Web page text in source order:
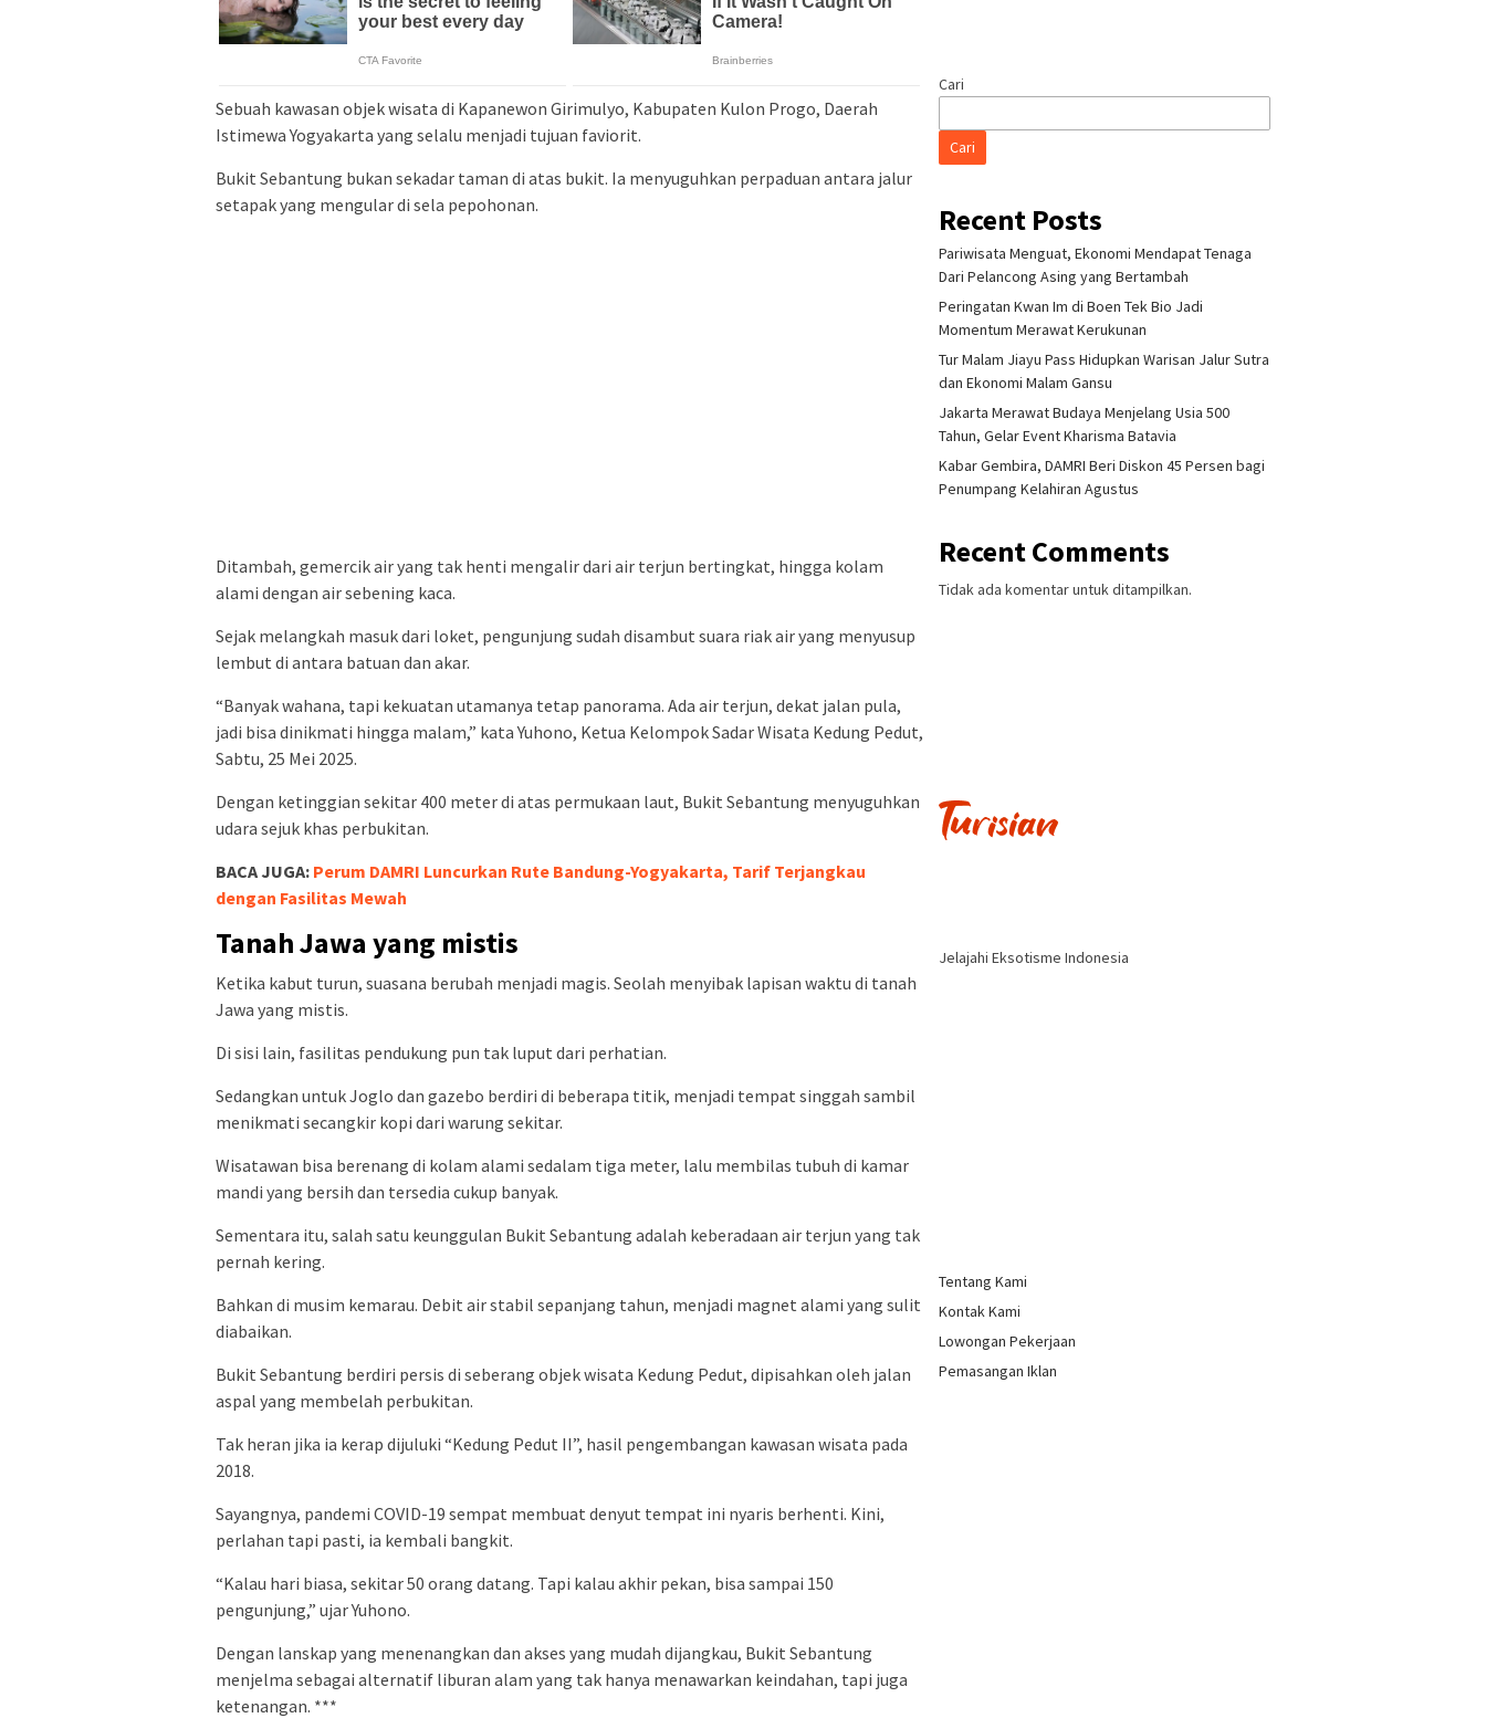
Sebuah kawasan objek wisata di Kapanewon Girimulyo, Kabupaten Kulon Progo, Daerah
Istimewa Yogyakarta yang selalu menjadi tujuan faviorit.
Bukit Sebantung bukan sekadar taman di atas bukit. Ia menyuguhkan perpaduan antara jalur
setapak yang mengular di sela pepohonan.
Ditambah, gemercik air yang tak henti mengalir dari air terjun bertingkat, hingga kolam
alami dengan air sebening kaca.
Sejak melangkah masuk dari loket, pengunjung sudah disambut suara riak air yang menyusup
lembut di antara batuan dan akar.
“Banyak wahana, tapi kekuatan utamanya tetap panorama. Ada air terjun, dekat jalan pula,
jadi bisa dinikmati hingga malam,” kata Yuhono, Ketua Kelompok Sadar Wisata Kedung Pedut,
Sabtu, 25 Mei 2025.
Dengan ketinggian sekitar 400 meter di atas permukaan laut, Bukit Sebantung menyuguhkan
udara sejuk khas perbukitan.
BACA JUGA: Perum DAMRI Luncurkan Rute Bandung-Yogyakarta, Tarif Terjangkau
dengan Fasilitas Mewah
Tanah Jawa yang mistis
Ketika kabut turun, suasana berubah menjadi magis. Seolah menyibak lapisan waktu di tanah
Jawa yang mistis.
Di sisi lain, fasilitas pendukung pun tak luput dari perhatian.
Sedangkan untuk Joglo dan gazebo berdiri di beberapa titik, menjadi tempat singgah sambil
menikmati secangkir kopi dari warung sekitar.
Wisatawan bisa berenang di kolam alami sedalam tiga meter, lalu membilas tubuh di kamar
mandi yang bersih dan tersedia cukup banyak.
Sementara itu, salah satu keunggulan Bukit Sebantung adalah keberadaan air terjun yang tak
pernah kering.
Bahkan di musim kemarau. Debit air stabil sepanjang tahun, menjadi magnet alami yang sulit
diabaikan.
Bukit Sebantung berdiri persis di seberang objek wisata Kedung Pedut, dipisahkan oleh jalan
aspal yang membelah perbukitan.
Tak heran jika ia kerap dijuluki “Kedung Pedut II”, hasil pengembangan kawasan wisata pada
2018.
Sayangnya, pandemi COVID-19 sempat membuat denyut tempat ini nyaris berhenti. Kini,
perlahan tapi pasti, ia kembali bangkit.
“Kalau hari biasa, sekitar 50 orang datang. Tapi kalau akhir pekan, bisa sampai 150
pengunjung,” ujar Yuhono.
Dengan lanskap yang menenangkan dan akses yang mudah dijangkau, Bukit Sebantung
menjelma sebagai alternatif liburan alam yang tak hanya menawarkan keindahan, tapi juga
ketenangan. ***
Cari
Cari
Recent Posts
Pariwisata Menguat, Ekonomi Mendapat Tenaga
Dari Pelancong Asing yang Bertambah
Peringatan Kwan Im di Boen Tek Bio Jadi
Momentum Merawat Kerukunan
Tur Malam Jiayu Pass Hidupkan Warisan Jalur Sutra
dan Ekonomi Malam Gansu
Jakarta Merawat Budaya Menjelang Usia 500
Tahun, Gelar Event Kharisma Batavia
Kabar Gembira, DAMRI Beri Diskon 45 Persen bagi
Penumpang Kelahiran Agustus
Recent Comments
Tidak ada komentar untuk ditampilkan.
Jelajahi Eksotisme Indonesia
Tentang Kami
Kontak Kami
Lowongan Pekerjaan
Pemasangan Iklan